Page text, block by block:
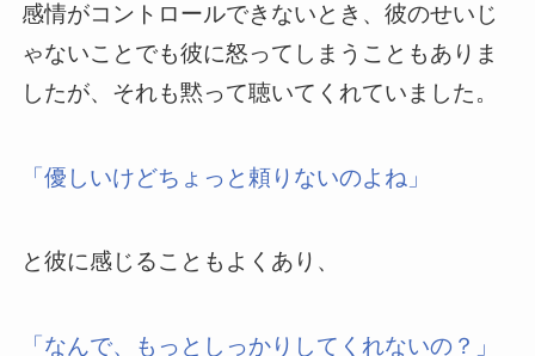
感情がコントロールできないとき、彼のせいじ
ゃないことでも彼に怒ってしまうこともありま
したが、それも黙って聴いてくれていました。
「優しいけどちょっと頼りないのよね」
と彼に感じることもよくあり、
「なんで、もっとしっかりしてくれないの？」